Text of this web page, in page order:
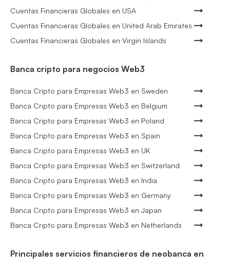
Cuentas Financieras Globales en USA
Cuentas Financieras Globales en United Arab Emirates
Cuentas Financieras Globales en Virgin Islands
Banca cripto para negocios Web3
Banca Cripto para Empresas Web3 en Sweden
Banca Cripto para Empresas Web3 en Belgium
Banca Cripto para Empresas Web3 en Poland
Banca Cripto para Empresas Web3 en Spain
Banca Cripto para Empresas Web3 en UK
Banca Cripto para Empresas Web3 en Switzerland
Banca Cripto para Empresas Web3 en India
Banca Cripto para Empresas Web3 en Germany
Banca Cripto para Empresas Web3 en Japan
Banca Cripto para Empresas Web3 en Netherlands
Principales servicios financieros de neobanca en